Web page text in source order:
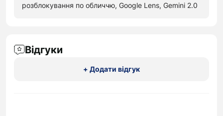
розблокування по обличчю, Google Lens, Gemini 2.0
Відгуки
+ Додати відгук